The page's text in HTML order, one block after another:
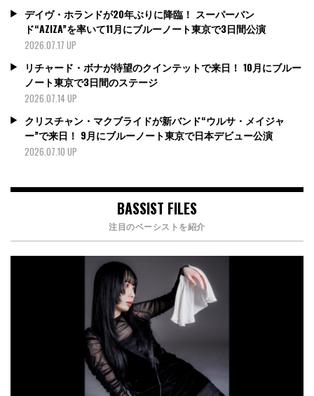
デイヴ・ホランドが20年ぶりに降臨！ スーパーバン
ド“AZIZA”を率いて11月にブルーノート東京で3日間公演
2026.07.17 UP
リチャード・ボナが待望のクインテットで来日！ 10月にブルー
ノート東京で3日間のステージ
2026.07.14 UP
クリスチャン・マクブライドが新バンド“ウルサ・メイジャ
ー”で来日！ 9月にブルーノート東京で日本デビュー公演
2026.07.10 UP
BASSIST FILES
注目のベーシストを紹介